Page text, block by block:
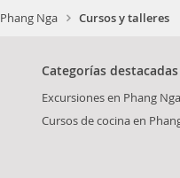
Phang Nga Cursos y talleres
Categorías destacadas
Excursiones en Phang Nga
Cursos de cocina en